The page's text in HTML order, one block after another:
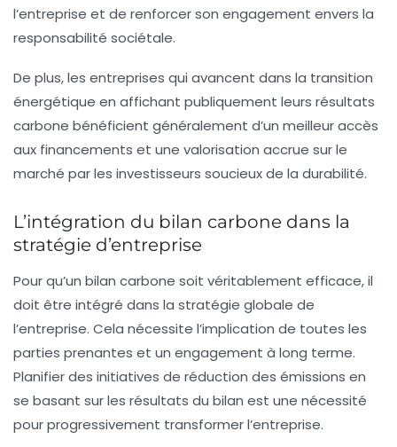
l’entreprise et de renforcer son engagement envers la
responsabilité sociétale.
De plus, les entreprises qui avancent dans la transition
énergétique en affichant publiquement leurs résultats
carbone bénéficient généralement d’un meilleur accès
aux financements et une valorisation accrue sur le
marché par les investisseurs soucieux de la durabilité.
L’intégration du bilan carbone dans la
stratégie d’entreprise
Pour qu’un bilan carbone soit véritablement efficace, il
doit être intégré dans la stratégie globale de
l’entreprise. Cela nécessite l’implication de toutes les
parties prenantes et un engagement à long terme.
Planifier des initiatives de réduction des émissions en
se basant sur les résultats du bilan est une nécessité
pour progressivement transformer l’entreprise.